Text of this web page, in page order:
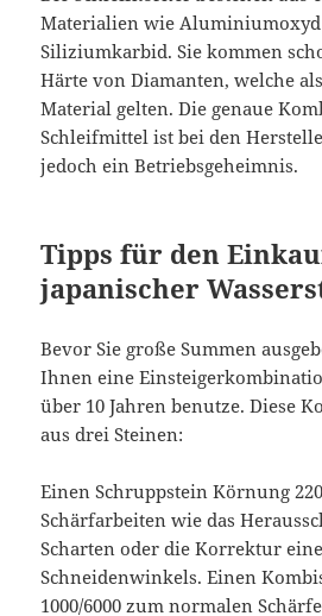
Materialien wie
Siliziumkarbid. Sie kommen
Härte von Diamanten, welche
Material gelten. Die genaue
Schleifmittel ist bei den
jedoch ein Betriebsgeheimnis.
Tipps für den
japanischer
Bevor Sie große Summen
Ihnen eine
über 10 Jahren benutze. Diese
aus drei Steinen:
Einen Schruppstein Körnung
Schärfarbeiten wie das
Scharten oder die Korrektur
Schneidenwinkels. Einen
1000/6000 zum normalen